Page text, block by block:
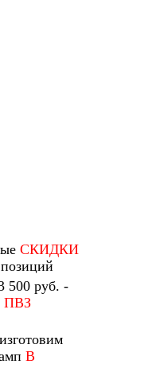
СКИДКИ
500 руб. -
В